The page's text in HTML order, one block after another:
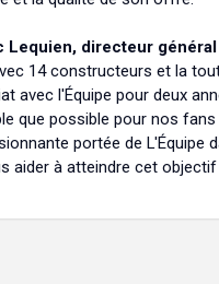
Lequien, directeur général
14 constructeurs et la
avec l'Équipe pour deux
que possible pour nos
portée de L'Équipe
aider à atteindre cet objectif